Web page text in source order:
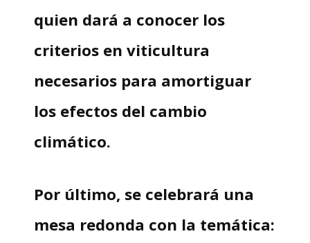
quien dará a conocer los
criterios en viticultura
necesarios para amortiguar
los efectos del cambio
climático.
Por último, se celebrará una
mesa redonda con la temática: